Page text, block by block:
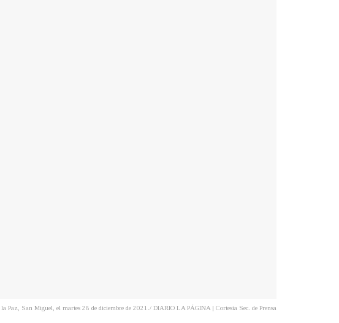
San Miguel, el martes 28 de diciembre de 2021./ DIARIO LA PÁGINA | Cortesía Sec. de Prensa